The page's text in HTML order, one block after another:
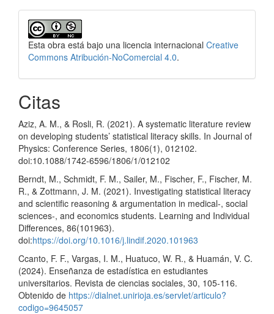
Esta obra está bajo una licencia internacional Creative
Commons Atribución-NoComercial 4.0.
Citas
Aziz, A. M., & Rosli, R. (2021). A systematic literature review
on developing students’ statistical literacy skills. In Journal of
Physics: Conference Series, 1806(1), 012102.
doi:10.1088/1742-6596/1806/1/012102
Berndt, M., Schmidt, F. M., Sailer, M., Fischer, F., Fischer, M.
R., & Zottmann, J. M. (2021). Investigating statistical literacy
and scientific reasoning & argumentation in medical-, social
sciences-, and economics students. Learning and Individual
Differences, 86(101963).
doi:https://doi.org/10.1016/j.lindif.2020.101963
Ccanto, F. F., Vargas, I. M., Huatuco, W. R., & Huamán, V. C.
(2024). Enseñanza de estadística en estudiantes
universitarios. Revista de ciencias sociales, 30, 105-116.
Obtenido de https://dialnet.unirioja.es/servlet/articulo?
codigo=9645057